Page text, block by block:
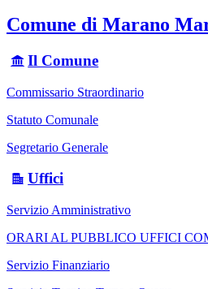
Comune di Marano
Il Comune
Commissario Straordinario
Statuto Comunale
Segretario Generale
Uffici
Servizio Amministrativo
ORARI AL PUBBLICO UFFICI
Servizio Finanziario